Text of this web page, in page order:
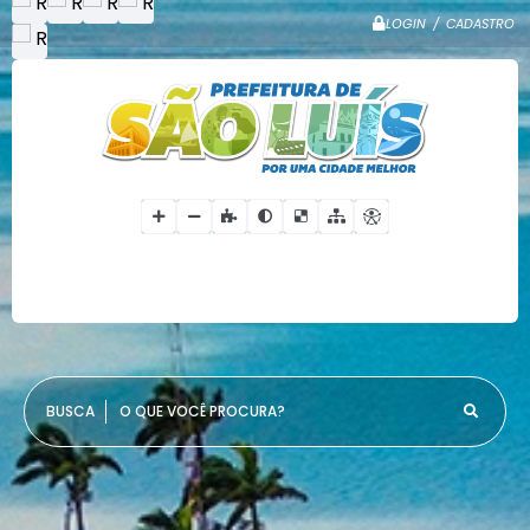
LOGIN / CADASTRO
O QUE VOCÊ PROCURA?